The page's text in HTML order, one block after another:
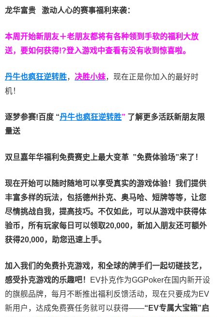
龙华富贵 激动人心的赛事福利来袭：
本周开始新朋友＋老朋友都将有各种领到手软的福利大放
送，要如何获得!?登入游戏中查看有没有收到惊喜啦。
丹牛也疯狂逆转胜， 决胜小妹，现在正是你加入的最好时
机！
逐梦参赛!百度 “丹牛也疯狂逆转胜” 了解更多活跃新朋友限
量送
双旦嘉年华福利 免费赛史上最大变革 ”免费体验场”来了！
现在开始可以随时随地可以享受真实的游戏体验！我们提供
丰富多样的玩法，包括德州扑克、奥马哈、短牌等等，让您
尽情挑战自我，提高技巧。不仅如此， 可以从游戏中获得体
验币，所有玩家每日可以领取20,000，新加入朋友还可额外
获得20,000，助您迅速上手。
加入我们的免费扑克游戏，和全球的牌手们一起切磋技艺，
感受扑克游戏的乐趣吧！
EV扑克作为GGPoker在国内新开设
的旗舰品牌，每月不断推出福利反馈活动，现在只要成为EV
新用户，达成免费赛任务就可以获得——“EV专属大宝箱”启